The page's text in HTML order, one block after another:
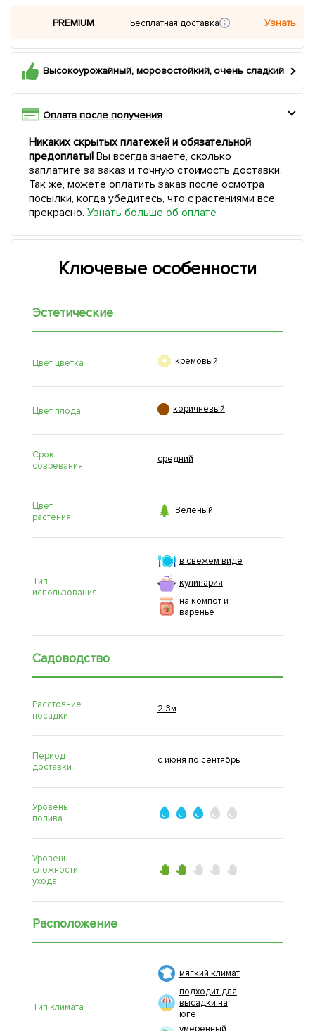
PREMIUM Бесплатная доставка Узнать
Высокоурожайный, морозостойкий, очень сладкий
Оплата после получения
Никаких скрытых платежей и обязательной
предоплаты!Вы всегда знаете, сколько
заплатите за заказ и точную стоимость доставки.
Так же, можете оплатить заказ после осмотра
посылки, когда убедитесь, что с растениями все
прекрасно. Узнать больше об оплате
Ключевые особенности
Эстетические
Цвет цветка  кремовый
Цвет плода  коричневый
Срок
созревания
средний
Цвет
растения
 Зеленый
Тип
использования
в свежем виде
кулинария
на компот и
варенье
Садоводство
Расстояние
посадки
2-3м
Период
доставки
с июня по сентябрь
Уровень
полива
Уровень
сложности
ухода
Расположение
Тип климата
мягкий климат
подходит для
высадки на
юге